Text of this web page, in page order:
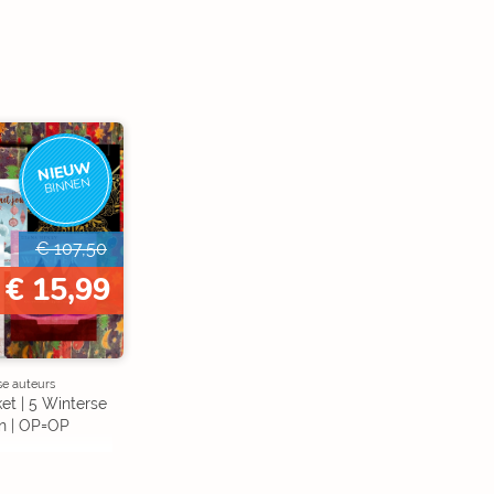
NIEUW
BINNEN
€ 107,50
€ 15,99
auteurs
| 5 Winterse
| OP=OP